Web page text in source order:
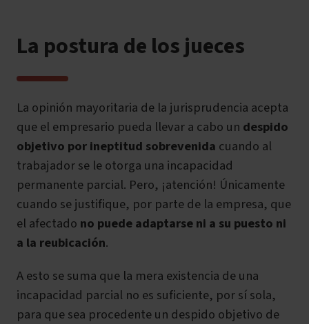
La postura de los jueces
La opinión mayoritaria de la jurisprudencia acepta
que el empresario pueda llevar a cabo un despido
objetivo por ineptitud sobrevenida cuando al
trabajador se le otorga una incapacidad
permanente parcial. Pero, ¡atención! Únicamente
cuando se justifique, por parte de la empresa, que
el afectado no puede adaptarse ni a su puesto ni
a la reubicación.
A esto se suma que la mera existencia de una
incapacidad parcial no es suficiente, por sí sola,
para que sea procedente un despido objetivo de